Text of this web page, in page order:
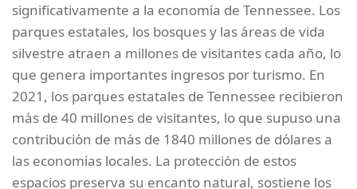
significativamente a la economía de Tennessee. Los
parques estatales, los bosques y las áreas de vida
silvestre atraen a millones de visitantes cada año, lo
que genera importantes ingresos por turismo. En
2021, los parques estatales de Tennessee recibieron
más de 40 millones de visitantes, lo que supuso una
contribución de más de 1840 millones de dólares a
las economías locales. La protección de estos
espacios preserva su encanto natural, sostiene los